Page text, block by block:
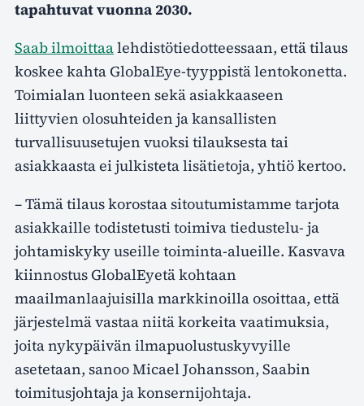
tapahtuvat vuonna 2030.
Saab ilmoittaalehdistötiedotteessaan, että tilaus
koskee kahta GlobalEye-tyyppistä lentokonetta.
Toimialan luonteen sekä asiakkaaseen
liittyvien olosuhteiden ja kansallisten
turvallisuusetujen vuoksi tilauksesta tai
asiakkaasta ei julkisteta lisätietoja, yhtiö kertoo.
– Tämä tilaus korostaa sitoutumistamme tarjota
asiakkaille todistetusti toimiva tiedustelu- ja
johtamiskyky useille toiminta-alueille. Kasvava
kiinnostus GlobalEyetä kohtaan
maailmanlaajuisilla markkinoilla osoittaa, että
järjestelmä vastaa niitä korkeita vaatimuksia,
joita nykypäivän ilmapuolustuskyvyille
asetetaan, sanoo Micael Johansson, Saabin
toimitusjohtaja ja konsernijohtaja.